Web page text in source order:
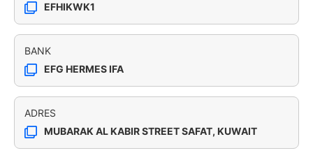
EFHIKWK1
BANK
EFG HERMES IFA
ADRES
MUBARAK AL KABIR STREET SAFAT, KUWAIT